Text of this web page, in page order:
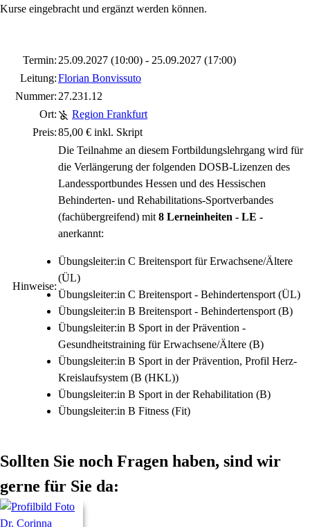
Kurse eingebracht und ergänzt werden können.
Termin: 25.09.2027 (10:00) - 25.09.2027 (17:00)
Leitung:Florian Bonvissuto
Nummer: 27.231.12
Ort:
Region Frankfurt
Preis:85,00 € inkl. Skript
Hinweise:
Die Teilnahme an diesem Fortbildungslehrgang wird für
die Verlängerung der folgenden DOSB-Lizenzen des
Landessportbundes Hessen und des Hessischen
Behinderten- und Rehabilitations-Sportverbandes
(fachübergreifend) mit 8 Lerneinheiten - LE -
anerkannt:
Übungsleiter:in C Breitensport für Erwachsene/Ältere
(ÜL)
Übungsleiter:in C Breitensport - Behindertensport (ÜL)
Übungsleiter:in B Breitensport - Behindertensport (B)
Übungsleiter:in B Sport in der Prävention -
Gesundheitstraining für Erwachsene/Ältere (B)
Übungsleiter:in B Sport in der Prävention, Profil Herz-
Kreislaufsystem (B (HKL))
Übungsleiter:in B Sport in der Rehabilitation (B)
Übungsleiter:in B Fitness (Fit)
Sollten Sie noch Fragen haben, sind wir
gerne für Sie da: